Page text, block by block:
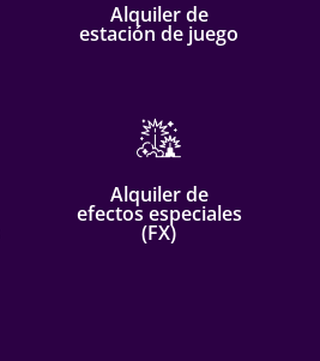
Alquiler de
estación de juego
Alquiler de
efectos especiales
(FX)